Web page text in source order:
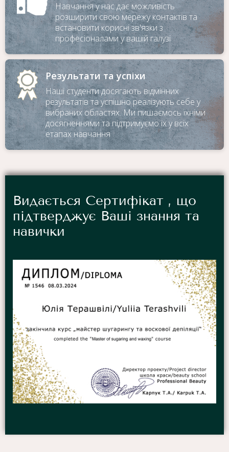
Навчання у нас дає можливість
розширити свою мережу контактів та
встановити корисні зв'язки з
професіоналами у вашій галузі
Результати та успіхи
Наші студенти досягають відмінних
результатів та успішно реалізують себе у
вибраних областях. Ми пишаємось їхніми
досягненнями та підтримуємо їх у всіх
етапах навчання
Видається Сертифікат , що
підтверджує Ваші знання та
навички